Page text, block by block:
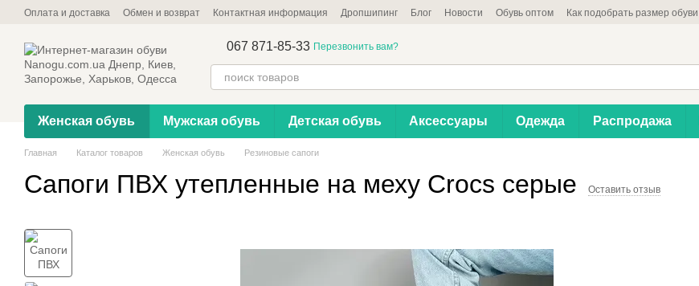
Перейти к основному контенту
Оплата и доставка Обмен и возврат Контактная информация Дропшипинг Блог Новости Обувь оптом Как подобрать размер обуви
067 871-85-33 Перезвонить вам?
Женская обувь Мужская обувь Детская обувь Аксессуары Одежда Распродажа
Главная Каталог товаров Женская обувь Резиновые сапоги
Сапоги ПВХ утепленные на меху Crocs серые Оставить отзыв